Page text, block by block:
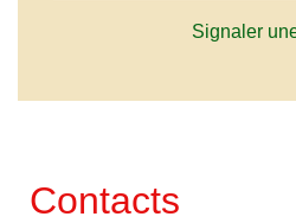
Signaler
Contacts